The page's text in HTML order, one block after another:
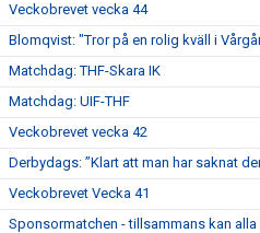
Veckobrevet vecka 44
Blomqvist: "Tror på en rolig kväll i
Matchdag: THF-Skara IK
Matchdag: UIF-THF
Veckobrevet vecka 42
Derbydags: ”Klart att man har saknat
Veckobrevet Vecka 41
Sponsormatchen - tillsammans kan